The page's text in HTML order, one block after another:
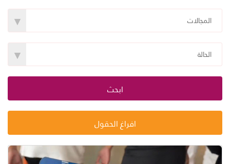
المجالات ▾
الحالة ▾
ابحث
افراغ الحقول